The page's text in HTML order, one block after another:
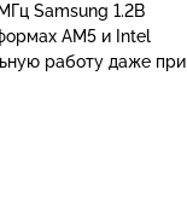
Samsung 1.2В
AM5 и Intel
работу даже при